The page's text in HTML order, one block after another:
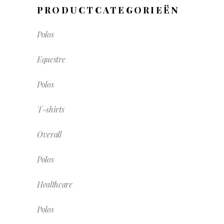
PRODUCTCATEGORIEËN
Polos
Equestre
Polos
T-shirts
Overall
Polos
Healthcare
Polos